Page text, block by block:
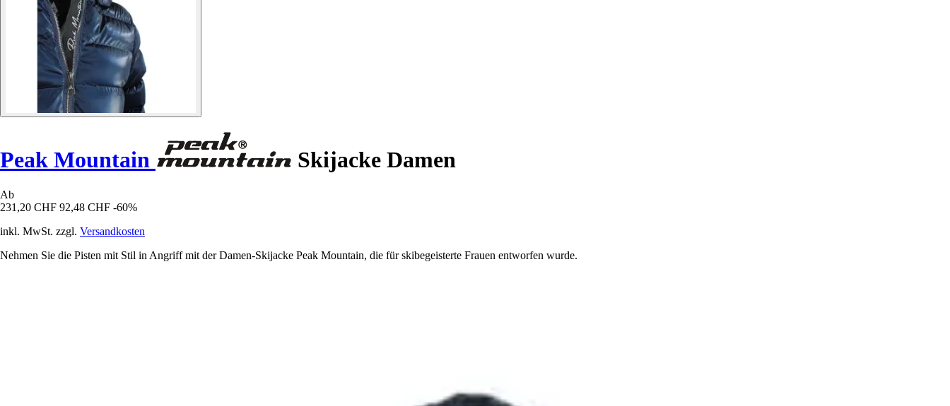
Peak Mountain Skijacke Damen
Ab
231,20 CHF 92,48 CHF -60%
inkl. MwSt. zzgl. Versandkosten
Nehmen Sie die Pisten mit Stil in Angriff mit der Damen-Skijacke Peak Mountain, die für skibegeisterte Frauen entworfen wurde.